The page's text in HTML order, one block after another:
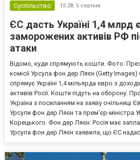
Суспільство 15:28, 5 серпня
ЄС дасть Україні 1,4 млрд
заморожених активів РФ
атаки
Відомо, куди спрямують кошти. Фото:
комісії Урсула фон дер Ляєн (Getty
спрямує Україні 1,4 мільярда євро з
активів Росії. Кошти підуть на оборону.
Україна з посиланням на заяву очільниці
Урсули фон дер Ляєн та прем'єр-міністра
Корецького. Фон дер Ляєн: Росія має
Урсула фон дер Ляєн заявила, що ЄС